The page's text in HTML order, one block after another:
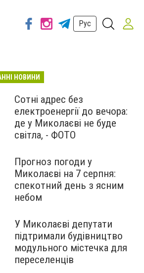
Рус
НОВИНИ
Сотні адрес без
електроенергії до вечора:
де у Миколаєві не буде
світла, - ФОТО
Прогноз погоди у
Миколаєві на 7 серпня:
спекотний день з ясним
небом
У Миколаєві депутати
підтримали будівництво
модульного містечка для
переселенців